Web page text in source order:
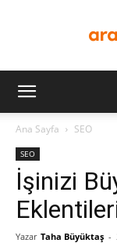
Ana Sayfa SEO
SEO
İşinizi
Yazar Taha Büyüktaş -